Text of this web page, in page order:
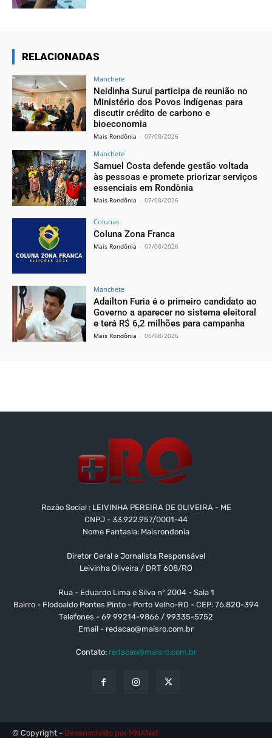
RELACIONADAS
Manchete
Neidinha Suruí participa de reunião no
Ministério dos Povos Indígenas para
discutir crédito de carbono e
bioeconomia
Mais Rondônia - 07/08/2026
Manchete
Samuel Costa defende gestão voltada
às pessoas e promete priorizar serviços
essenciais em Rondônia
Mais Rondônia - 07/08/2026
Colunas
Coluna Zona Franca
Mais Rondônia - 07/08/2026
Manchete
Adailton Furia é o primeiro candidato ao
Governo a aparecer no sistema eleitoral
e terá R$ 6,2 milhões para campanha
Mais Rondônia - 06/08/2026
Razão Social : LEIVINHA PEREIRA DE OLIVEIRA - ME
CNPJ - 33.922.957/0001-44
Nome Fantasia: Maisrondonia
Diretor Geral e Jornalista Responsável
Leivinha Oliveira / DRT 608/RO
Rua - Eduardo Lima e Silva nº 2004 - Sala 1
Bairro - Flodoaldo Pontes Pinto - Porto Velho-RO - CEP: 76.820-394
Telefones - 69 99214-9866 / 99335-5752
Email - redacao@maisro.com.br
Contato: redacao@maisro.com.br
© Copyright - Desenvolvido por MNANet